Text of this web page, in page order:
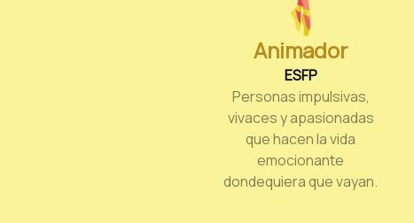
Animador
ESFP
Personas impulsivas,
vivaces y apasionadas
que hacen la vida
emocionante
dondequiera que vayan.